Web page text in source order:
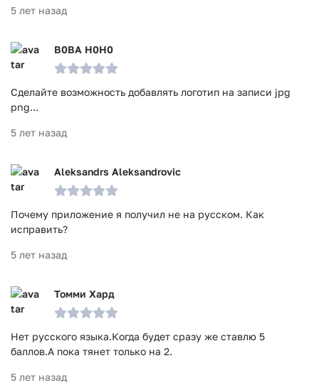
5 лет назад
B0BA Н0Н0
Сделайте возможность добавлять логотип на записи jpg
png...
5 лет назад
Aleksandrs Aleksandrovic
Почему приложение я получил не на русском. Как
исправить?
5 лет назад
Томми Хард
Нет русского языка.Когда будет сразу же ставлю 5
баллов.А пока тянет только на 2.
5 лет назад